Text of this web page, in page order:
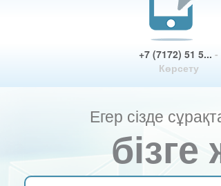
+7 (7172) 51 5... -
Көрсету
Егер сізде